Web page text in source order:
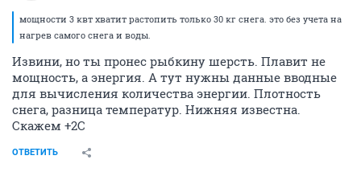
мощности 3 квт хватит растопить только 30 кг снега. это без учета на
нагрев самого снега и воды.
Извини, но ты пронес рыбкину шерсть. Плавит не
мощность, а энергия. А тут нужны данные вводные
для вычисления количества энергии. Плотность
снега, разница температур. Нижняя известна.
Скажем +2С
ОТВЕТИТЬ